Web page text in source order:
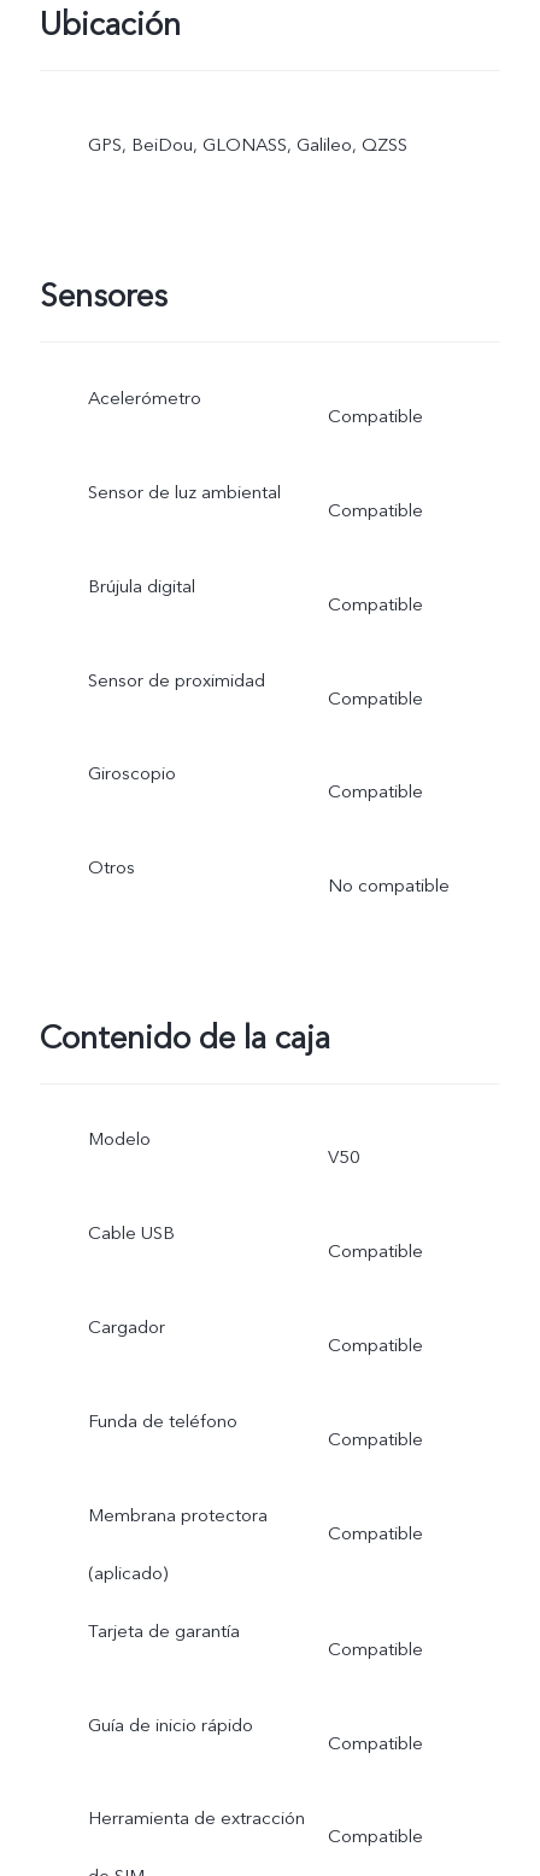
Ubicación
GPS, BeiDou, GLONASS, Galileo, QZSS
Sensores
Acelerómetro
Compatible
Sensor de luz ambiental
Compatible
Brújula digital
Compatible
Sensor de proximidad
Compatible
Giroscopio
Compatible
Otros
No compatible
Contenido de la caja
Modelo
V50
Cable USB
Compatible
Cargador
Compatible
Funda de teléfono
Compatible
Membrana protectora
(aplicado)
Compatible
Tarjeta de garantía
Compatible
Guía de inicio rápido
Compatible
Herramienta de extracción
Compatible